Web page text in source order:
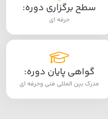
سطح برگزاری دوره:
حرفه ای
گواهی پایان دوره:
مدرک بین المللی فنی وحرفه ای